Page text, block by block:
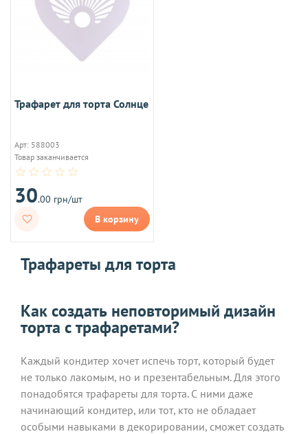
Трафарет для торта Солнце
Арт: 588003
Товар заканчивается
30.00 грн/шт
В корзину
Трафареты для торта
Как создать неповторимый дизайн
торта с трафаретами?
Каждый кондитер хочет испечь торт, который будет
не только лакомым, но и презентабельным. Для этого
понадобятся трафареты для торта. С ними даже
начинающий кондитер, или тот, кто не обладает
особыми навыками в декорировании, сможет создать